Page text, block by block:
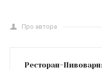
Про автора
Ресторан-